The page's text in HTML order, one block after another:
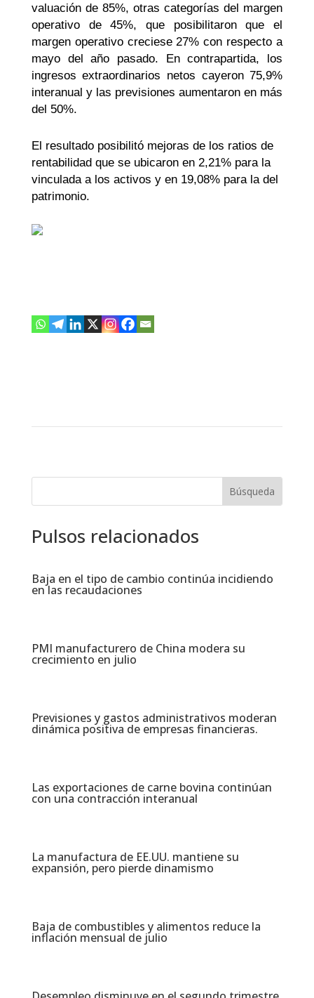
valuación de 85%, otras categorías del margen
operativo de 45%, que posibilitaron que el
margen operativo creciese 27% con respecto a
mayo del año pasado. En contrapartida, los
ingresos extraordinarios netos cayeron 75,9%
interanual y las previsiones aumentaron en más
del 50%.
El resultado posibilitó mejoras de los ratios de
rentabilidad que se ubicaron en 2,21% para la
vinculada a los activos y en 19,08% para la del
patrimonio.
Pulsos relacionados
Baja en el tipo de cambio continúa incidiendo
en las recaudaciones​
PMI manufacturero de China modera su
crecimiento en julio​
Previsiones y gastos administrativos moderan
dinámica positiva de empresas financieras​.
Las exportaciones de carne bovina continúan
con una contracción interanual
La manufactura de EE.UU. mantiene su
expansión, pero pierde dinamismo
Baja de combustibles y alimentos reduce la
inflación mensual de julio​